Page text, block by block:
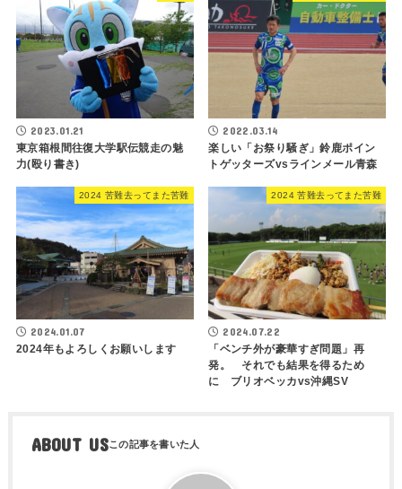
2023.01.21
東京箱根間往復大学駅伝競走の魅
力(殴り書き)
2022.03.14
楽しい「お祭り騒ぎ」鈴鹿ポイン
トゲッターズvsラインメール青森
2024 苦難去ってまた苦難
2024.01.07
2024年もよろしくお願いします
2024 苦難去ってまた苦難
2024.07.22
「ベンチ外が豪華すぎ問題」再
発。 それでも結果を得るため
に ブリオベッカvs沖縄SV
ABOUT US